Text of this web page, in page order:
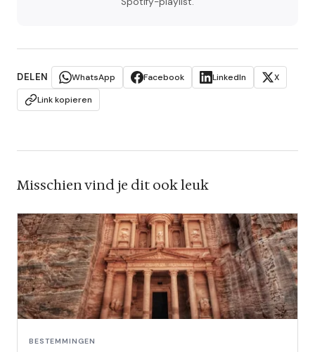
DELEN WhatsApp Facebook LinkedIn
X
Link kopieren
Misschien vind je dit ook leuk
BESTEMMINGEN